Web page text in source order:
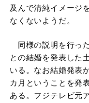
及んで清純イメージ
なくないようだ。
同様の説明を行っ
との結婚を発表した
いる。なお結婚発表
カ月ということを発
ある。フジテレビ元